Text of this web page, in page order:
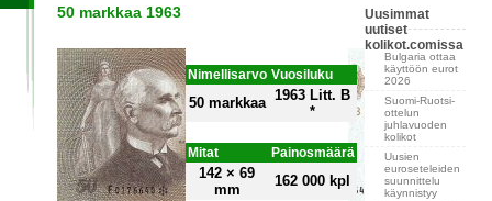
50 markkaa 1963
Nimellisarvo Vuosiluku
50 markkaa 1963 Litt. B
*
Mitat Painosmäärä
142 × 69
mm
162 000 kpl
Uusimmat
uutiset
kolikot.comissa
Bulgaria ottaa
käyttöön eurot
2026
Suomi-Ruotsi-
ottelun
juhlavuoden
kolikot
Uusien
euroseteleiden
suunnittelu
käynnistyy